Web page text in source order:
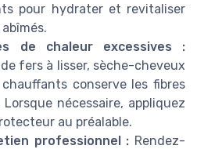
pour hydrater et revitaliser
de chaleur excessives :
fers à lisser, sèche-cheveux
conserve les fibres
nécessaire, appliquez
au préalable.
professionnel : Rendez-